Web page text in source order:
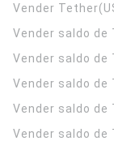
Vender
Vender saldo de
Vender saldo de
Vender saldo de
Vender saldo de
Vender saldo de